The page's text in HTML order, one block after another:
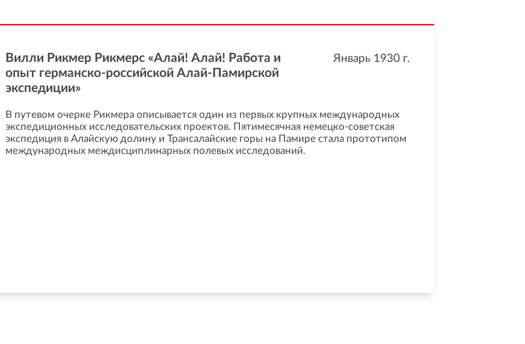
Январь 1930г.
Вилли Рикмер Рикмерс «Алай! Алай! Работа и
опыт германско-российской Алай-Памирской
экспедиции»
В путевом очерке Рикмера описывается один из первых крупных международных
экспедиционных исследовательских проектов. Пятимесячная немецко-советская
экспедиция в Алайскую долину и Трансалайские горы на Памире стала прототипом
международных междисциплинарных полевых исследований.